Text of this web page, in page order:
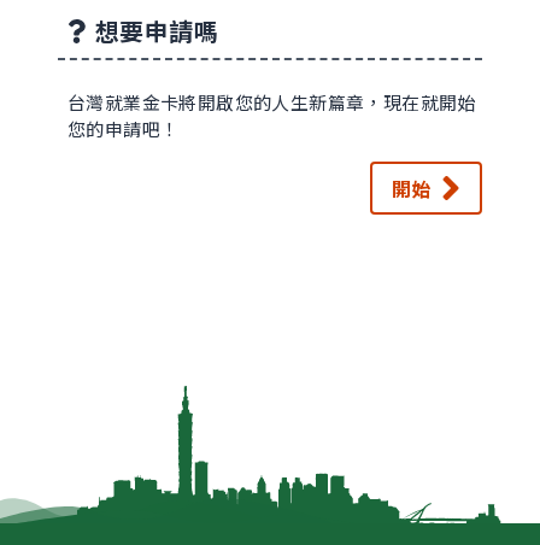
想要申請嗎
台灣就業金卡將開啟您的人生新篇章，現在就開始
您的申請吧！
開始